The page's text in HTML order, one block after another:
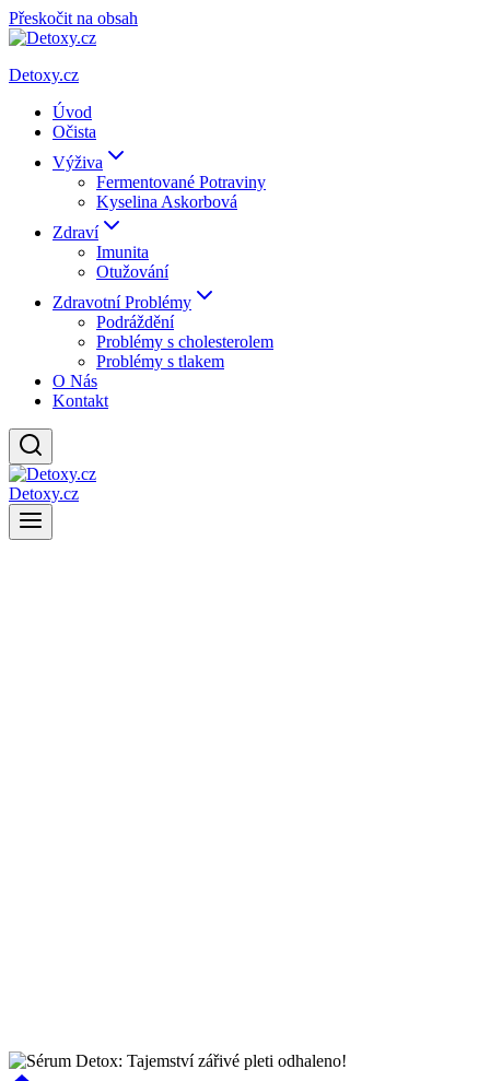
Přeskočit na obsah
Detoxy.cz
Úvod
Očista
Výživa
Fermentované Potraviny
Kyselina Askorbová
Zdraví
Imunita
Otužování
Zdravotní Problémy
Podráždění
Problémy s cholesterolem
Problémy s tlakem
O Nás
Kontakt
Detoxy.cz